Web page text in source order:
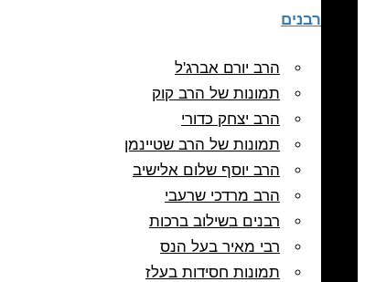
רבנים
הרב יורם אברג'ל
תמונות של הרב קוק
הרב יצחק כדורי
תמונות של הרב שטיינמן
הרב יוסף שלום אלישיב
הרב מרדכי שרעבי
רבנים בשילוב ברכות
רבי מאיר בעל הנס
תמונות חסידות בעלז